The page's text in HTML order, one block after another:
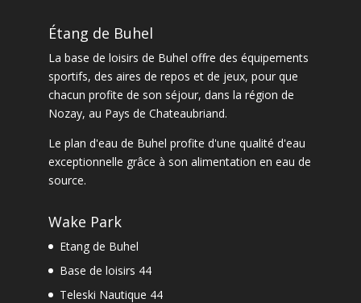
Étang de Buhel
La base de loisirs de Buhel offre des équipements
sportifs, des aires de repos et de jeux, pour que
chacun profite de son séjour, dans la région de
Nozay, au Pays de Chateaubriand.
Le plan d'eau de Buhel profite d'une qualité d'eau
exceptionnelle grâce à son alimentation en eau de
source.
Wake Park
Etang de Buhel
Base de loisirs 44
Teleski Nautique 44